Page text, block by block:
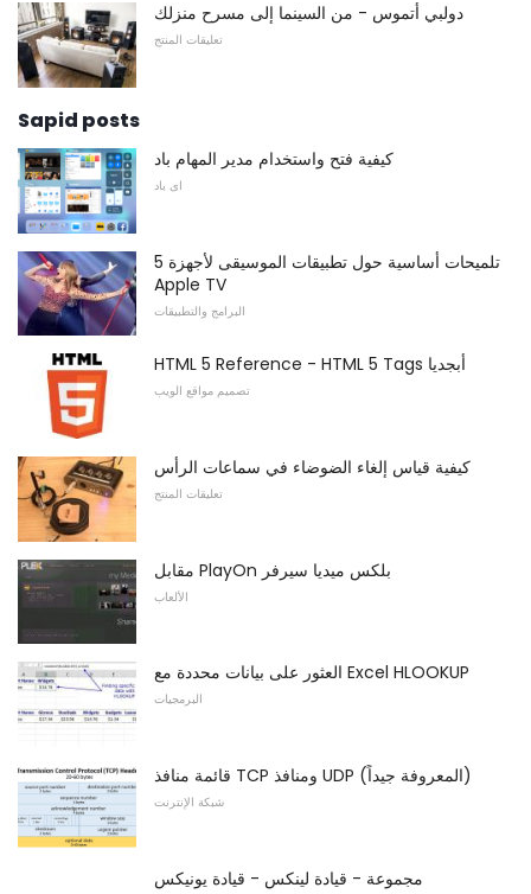
دولبي أتموس - من السينما إلى مسرح منزلك
تعليقات المنتج
Sapid posts
كيفية فتح واستخدام مدير المهام باد
اى باد
5 تلميحات أساسية حول تطبيقات الموسيقى لأجهزة
Apple TV
البرامج والتطبيقات
HTML 5 Reference - HTML 5 Tags أبجديا
تصميم مواقع الويب
كيفية قياس إلغاء الضوضاء في سماعات الرأس
تعليقات المنتج
مقابل PlayOn بلكس ميديا ​​سيرفر
الألعاب
العثور على بيانات محددة مع Excel HLOOKUP
البرمجيات
قائمة منافذ TCP ومنافذ UDP (المعروفة جيداً)
شبكة الإنترنت
مجموعة - قيادة لينكس - قيادة يونيكس